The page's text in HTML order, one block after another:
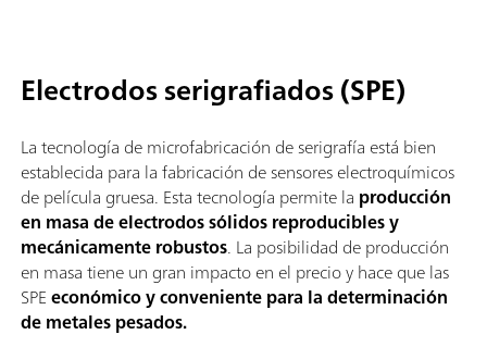
Electrodos serigrafiados (SPE)
La tecnología de microfabricación de serigrafía está bien
establecida para la fabricación de sensores electroquímicos
de película gruesa. Esta tecnología permite la producción
en masa de electrodos sólidos reproducibles y
mecánicamente robustos. La posibilidad de producción
en masa tiene un gran impacto en el precio y hace que las
SPEeconómico y conveniente para la determinación
de metales pesados.